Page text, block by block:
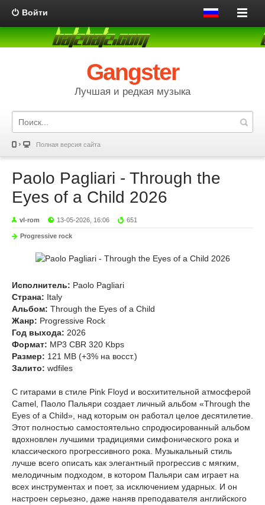
Войти
Gangster
Лучшая и редкая музыка
Полная версия сайта
Paolo Pagliari - Through the
Eyes of a Child 2026
vl-rom 13-05-2026, 16:06 651
Progressive rock
Исполнитель: Paolo Pagliari
Страна: Italy
Альбом: Through the Eyes of a Child
Жанр: Progressive Rock
Год выхода: 2026
Формат: MP3 CBR 320 Kbps
Размер: 121 MB (+3% на восст.)
Залито: wdfiles
С гитарами в стиле Pink Floyd и восхитительной атмосферой
Camel, Паоло Пальяри создает личный альбом «Through the
Eyes of a Child», над которым он работал целое десятилетие.
Этот полностью самостоятельно спродюсированный альбом
вдохновлен лучшими традициями симфонического рока и
классического прогрессивного рока. Музыкальный стиль
лучше всего описать как элегантный прогрессив с мягким,
мелодичным подходом, в котором Пальяри сам играет на
всех инструментах и ​​поет, за исключением ударных. И он
настроен серьезно, даже наняв преподавателя английского